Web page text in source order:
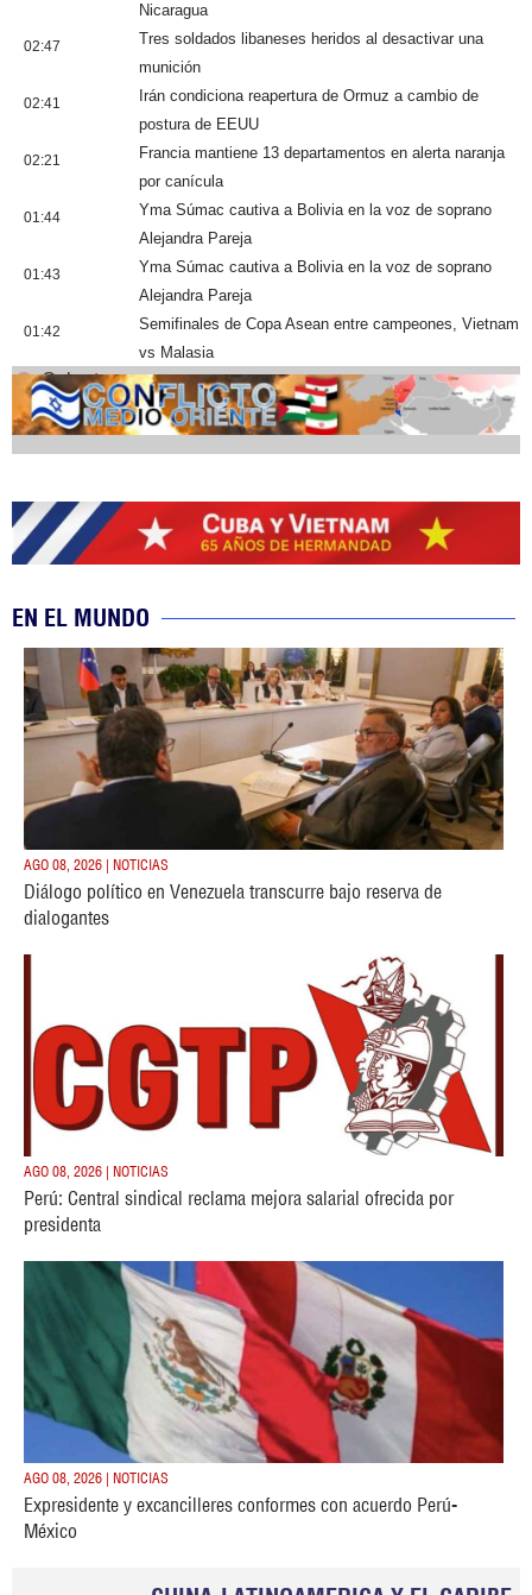
Nicaragua
02:47
Tres soldados libaneses heridos al desactivar una
munición
02:41
Irán condiciona reapertura de Ormuz a cambio de
postura de EEUU
02:21
Francia mantiene 13 departamentos en alerta naranja
por canícula
01:44
Yma Súmac cautiva a Bolivia en la voz de soprano
Alejandra Pareja
01:43
Yma Súmac cautiva a Bolivia en la voz de soprano
Alejandra Pareja
01:42
Semifinales de Copa Asean entre campeones, Vietnam
vs Malasia
Cobertura
EN EL MUNDO
AGO 08, 2026 | NOTICIAS
Diálogo político en Venezuela transcurre bajo reserva de
dialogantes
AGO 08, 2026 | NOTICIAS
Perú: Central sindical reclama mejora salarial ofrecida por
presidenta
AGO 08, 2026 | NOTICIAS
Expresidente y excancilleres conformes con acuerdo Perú-
México